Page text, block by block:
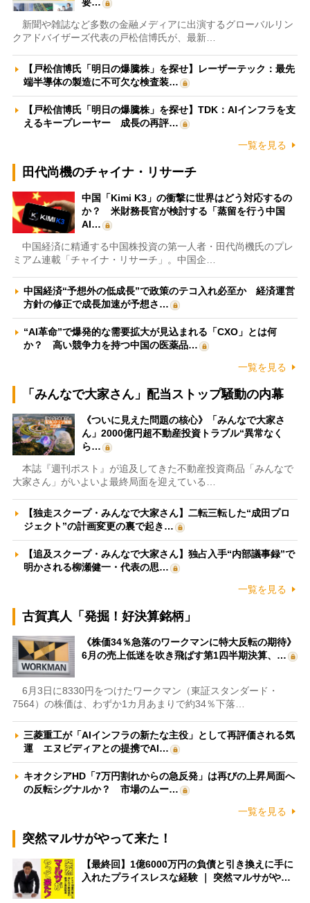
新聞や雑誌など多数の金融メディアに出演するグローバルリン
クアドバイザーズ代表の戸松信博氏が、最新…
【戸松信博氏「明日の爆騰株」を探せ】レーザーテック：最先
端半導体の製造に不可欠な検査装…
【戸松信博氏「明日の爆騰株」を探せ】TDK：AIインフラを支
えるキープレーヤー 成長の再評…
一覧を見る
田代尚機のチャイナ・リサーチ
中国「Kimi K3」の衝撃に世界はどう対応するの
か？ 米財務長官が検討する「蒸留を行う中国
AI…
中国経済に精通する中国株投資の第一人者・田代尚機氏のプレ
ミアム連載「チャイナ・リサーチ」。中国企…
中国経済“予想外の低成長”で政策のテコ入れ必至か 経済運営
方針の修正で成長加速が予想さ…
“AI革命”で爆発的な需要拡大が見込まれる「CXO」とは何
か？ 高い競争力を持つ中国の医薬品…
一覧を見る
「みんなで大家さん」配当ストップ騒動の内幕
《ついに見えた問題の核心》「みんなで大家さ
ん」2000億円超不動産投資トラブル“異常なく
ら…
本誌『週刊ポスト』が追及してきた不動産投資商品「みんなで
大家さん」がいよいよ最終局面を迎えている…
【独走スクープ・みんなで大家さん】二転三転した“成田プロ
ジェクト”の計画変更の裏で起き…
【追及スクープ・みんなで大家さん】独占入手“内部議事録”で
明かされる柳瀬健一・代表の思…
一覧を見る
古賀真人「発掘！好決算銘柄」
《株価34％急落のワークマンに特大反転の期待》
6月の売上低迷を吹き飛ばす第1四半期決算、…
6月3日に8330円をつけたワークマン（東証スタンダード・
7564）の株価は、わずか1カ月あまりで約34％下落…
三菱重工が「AIインフラの新たな主役」として再評価される気
運 エヌビディアとの提携でAI…
キオクシアHD「7万円割れからの急反発」は再びの上昇局面へ
の反転シグナルか？ 市場のムー…
一覧を見る
突然マルサがやって来た！
【最終回】1億6000万円の負債と引き換えに手に
入れたプライスレスな経験 ｜ 突然マルサがや…